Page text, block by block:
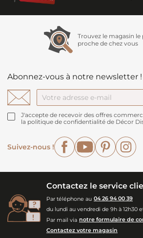
Trouvez le magasin le
proche de chez vous
Abonnez-vous à notre newsletter !
J'accepte de recevoir des offres
la politique de confidentialité de Décor
Suivez-nous !
FacebookYouTube
Contactez le service
Par téléphone au 04 26 94 00 39
du lundi au vendredi de 9h à 12h30
Par mail via notre formulaire de
Contactez votre magasin